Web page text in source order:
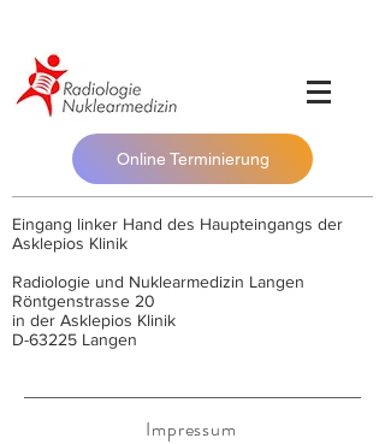
Online Terminierung
Eingang linker Hand des Haupteingangs der
Asklepios Klinik
Radiologie und Nuklearmedizin Langen
Röntgenstrasse 20
in der Asklepios Klinik
D-63225 Langen
Impressum